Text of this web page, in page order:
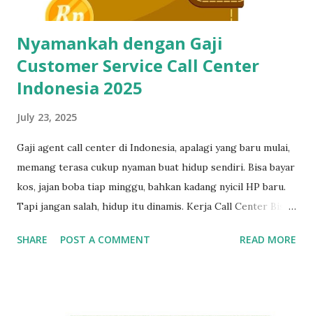
data entry. Semuanya butuh skil...
Nyamankah dengan Gaji
Customer Service Call Center
Indonesia 2025
July 23, 2025
Gaji agent call center di Indonesia, apalagi yang baru mulai,
memang terasa cukup nyaman buat hidup sendiri. Bisa bayar
kos, jajan boba tiap minggu, bahkan kadang nyicil HP baru.
Tapi jangan salah, hidup itu dinamis. Kerja Call Center Bisa
dari itu, kalau sekarang masih betah kerja sebagai customer
SHARE POST A COMMENT READ MORE